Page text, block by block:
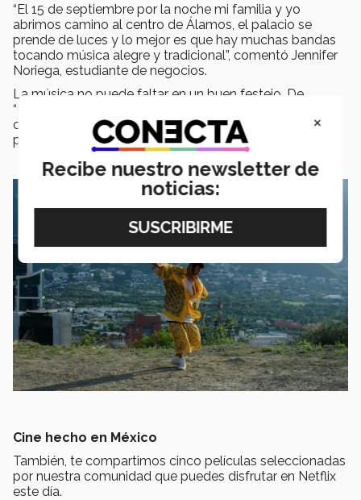
“El 15 de septiembre por la noche mi familia y yo
abrimos camino al centro de Álamos, el palacio se
prende de luces y lo mejor es que hay muchas bandas
tocando música alegre y tradicional”, comentó Jennifer
Noriega, estudiante de negocios.
La música no puede faltar en un buen festejo. De
“México lindo y querido” a “Mexicana Hermosa”, a
continuación, te compartimos una playlist a la que
puedes poner play durante tu celebración.
Cine hecho en México
También, te compartimos cinco películas seleccionadas
por nuestra comunidad que puedes disfrutar en Netflix
este día.
×
Recibe nuestro newsletter de
noticias: